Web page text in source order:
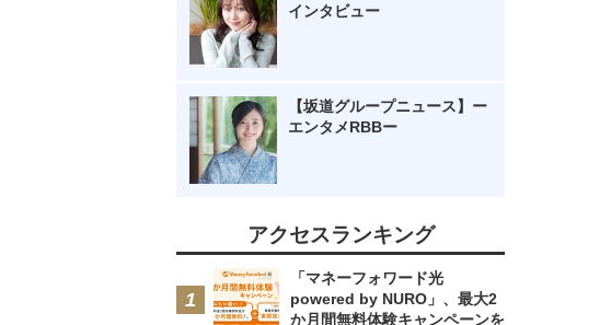
インタビュー
【坂道グループニュース】ー
エンタメRBBー
アクセスランキング
「マネーフォワード光
powered by NURO」、最大2
か月間無料体験キャンペーンを